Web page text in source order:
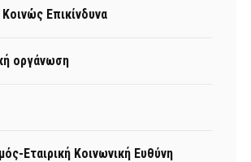
Επικίνδυνα
οργάνωση
Εταιρική Κοινωνική Ευθύνη